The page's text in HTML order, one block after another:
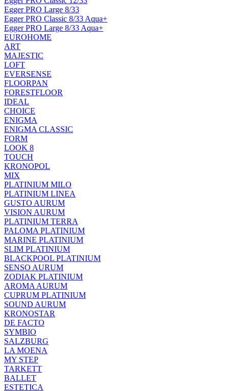
Egger PRO Large 8/33
Egger PRO Classic 8/33 Aqua+
Egger PRO Large 8/33 Aqua+
EUROHOME
ART
MAJESTIC
LOFT
EVERSENSE
FLOORPAN
FORESTFLOOR
IDEAL
CHOICE
ENIGMA
ENIGMA CLASSIC
FORM
LOOK 8
TOUCH
KRONOPOL
MIX
PLATINIUM MILO
PLATINIUM LINEA
GUSTO AURUM
VISION AURUM
PLATINIUM TERRA
PALOMA PLATINIUM
MARINE PLATINIUM
SLIM PLATINIUM
BLACKPOOL PLATINIUM
SENSO AURUM
ZODIAK PLATINIUM
AROMA AURUM
CUPRUM PLATINIUM
SOUND AURUM
KRONOSTAR
DE FACTO
SYMBIO
SALZBURG
LA MOENA
MY STEP
TARKETT
BALLET
ESTETICA